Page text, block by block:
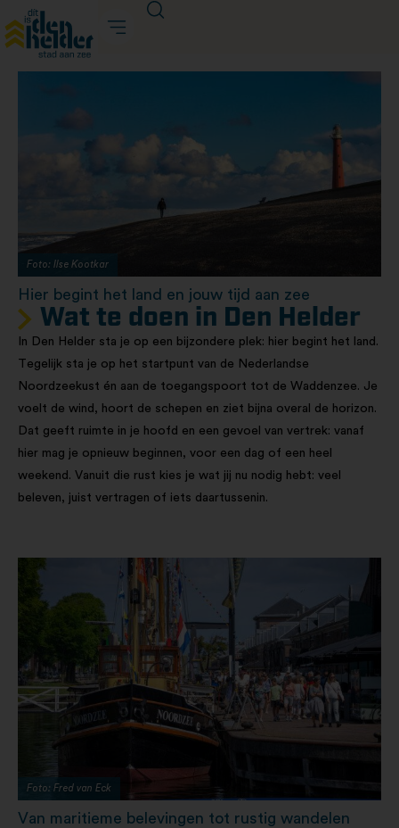
Hier begint het land en jouw tijd aan zee
Wat te doen in Den Helder
In Den Helder sta je op een bijzondere plek: hier begint het land.
Tegelijk sta je op het startpunt van de Nederlandse
Noordzeekust én aan de toegangspoort tot de Waddenzee. Je
voelt de wind, hoort de schepen en ziet bijna overal de horizon.
Dat geeft ruimte in je hoofd en een gevoel van vertrek: vanaf
hier mag je opnieuw beginnen, voor een dag of een heel
weekend. Vanuit die rust kies je wat jij nu nodig hebt: veel
beleven, juist vertragen of iets daartussenin.
Foto: Ilse Kootkar
Van maritieme belevingen tot rustig wandelen
Foto: Fred van Eck